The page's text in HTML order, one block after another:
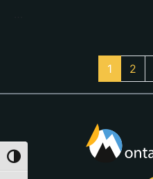
Toggle High Contrast
1 2